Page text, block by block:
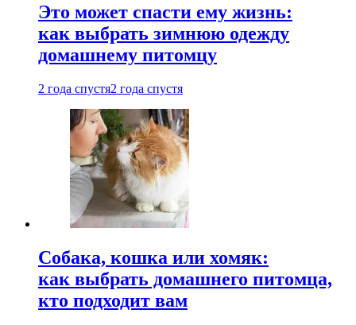
Это может спасти ему жизнь:
как выбрать зимнюю одежду
домашнему питомцу
2 года спустя2 года спустя
Собака, кошка или хомяк:
как выбрать домашнего питомца,
кто подходит вам